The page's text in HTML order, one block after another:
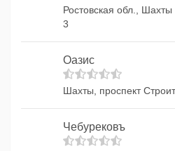
Ростовская обл., Шахты
3
Оазис
Шахты, проспект
Чебурековъ